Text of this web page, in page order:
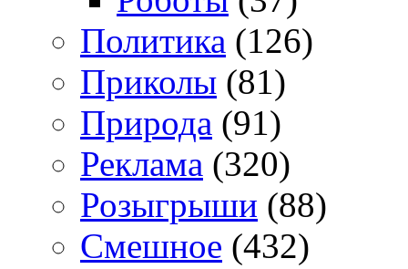
Политика (126)
Приколы (81)
Природа (91)
Реклама (320)
Розыгрыши (88)
Смешное (432)